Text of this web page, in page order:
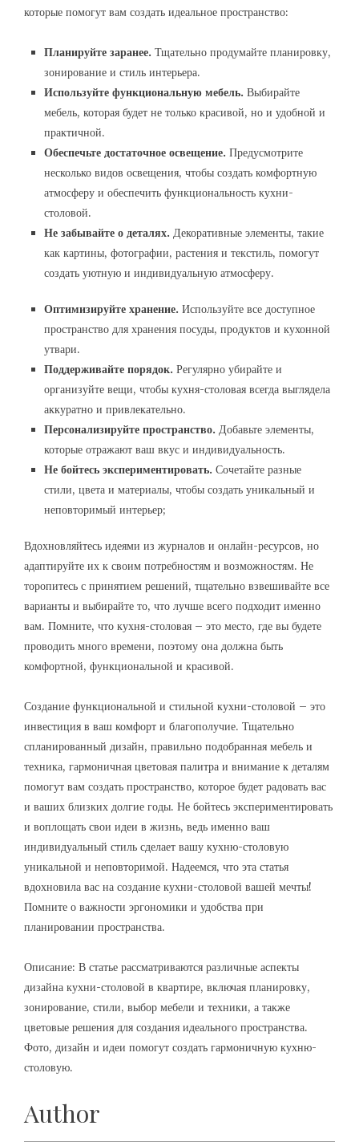
которые помогут вам создать идеальное пространство:
Планируйте заранее. Тщательно продумайте планировку,
зонирование и стиль интерьера.
Используйте функциональную мебель. Выбирайте
мебель, которая будет не только красивой, но и удобной и
практичной.
Обеспечьте достаточное освещение. Предусмотрите
несколько видов освещения, чтобы создать комфортную
атмосферу и обеспечить функциональность кухни-
столовой.
Не забывайте о деталях. Декоративные элементы, такие
как картины, фотографии, растения и текстиль, помогут
создать уютную и индивидуальную атмосферу.
Оптимизируйте хранение. Используйте все доступное
пространство для хранения посуды, продуктов и кухонной
утвари.
Поддерживайте порядок. Регулярно убирайте и
организуйте вещи, чтобы кухня-столовая всегда выглядела
аккуратно и привлекательно.
Персонализируйте пространство. Добавьте элементы,
которые отражают ваш вкус и индивидуальность.
Не бойтесь экспериментировать. Сочетайте разные
стили, цвета и материалы, чтобы создать уникальный и
неповторимый интерьер;
Вдохновляйтесь идеями из журналов и онлайн-ресурсов, но
адаптируйте их к своим потребностям и возможностям. Не
торопитесь с принятием решений, тщательно взвешивайте все
варианты и выбирайте то, что лучше всего подходит именно
вам. Помните, что кухня-столовая – это место, где вы будете
проводить много времени, поэтому она должна быть
комфортной, функциональной и красивой.
Создание функциональной и стильной кухни-столовой – это
инвестиция в ваш комфорт и благополучие. Тщательно
спланированный дизайн, правильно подобранная мебель и
техника, гармоничная цветовая палитра и внимание к деталям
помогут вам создать пространство, которое будет радовать вас
и ваших близких долгие годы. Не бойтесь экспериментировать
и воплощать свои идеи в жизнь, ведь именно ваш
индивидуальный стиль сделает вашу кухню-столовую
уникальной и неповторимой. Надеемся, что эта статья
вдохновила вас на создание кухни-столовой вашей мечты!
Помните о важности эргономики и удобства при
планировании пространства.
Описание: В статье рассматриваются различные аспекты
дизайна кухни-столовой в квартире, включая планировку,
зонирование, стили, выбор мебели и техники, а также
цветовые решения для создания идеального пространства.
Фото, дизайн и идеи помогут создать гармоничную кухню-
столовую.
Author